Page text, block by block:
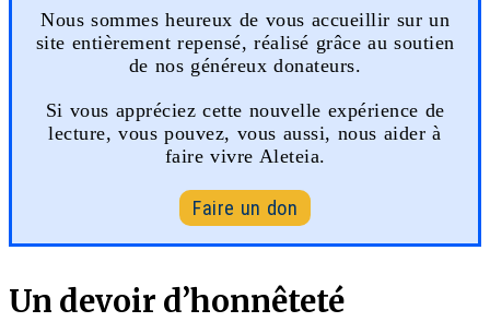
Nous sommes heureux de vous accueillir sur un
site entièrement repensé, réalisé grâce au soutien
de nos généreux donateurs.
Si vous appréciez cette nouvelle expérience de
lecture, vous pouvez, vous aussi, nous aider à
faire vivre Aleteia.
Faire un don
Un devoir d’honnêteté